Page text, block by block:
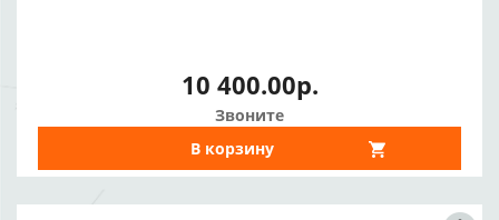
10 400.00р.
Звоните
В корзину